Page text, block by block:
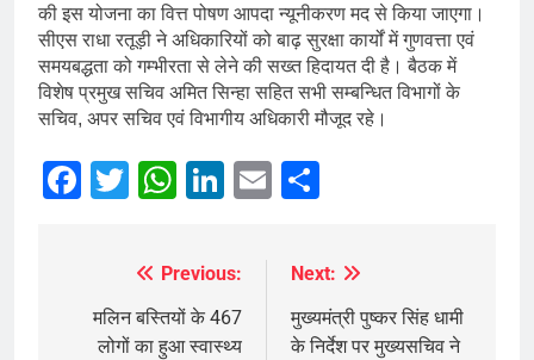
की इस योजना का वित्त पोषण आपदा न्यूनीकरण मद से किया जाएगा।
सीएस राधा रतूड़ी ने अधिकारियों को बाढ़ सुरक्षा कार्यों में गुणवत्ता एवं
समयबद्धता को गम्भीरता से लेने की सख्त हिदायत दी है। बैठक में
विशेष प्रमुख सचिव अमित सिन्हा सहित सभी सम्बन्धित विभागों के
सचिव, अपर सचिव एवं विभागीय अधिकारी मौजूद रहे।
Facebook
TwitterWhatsApp
LinkedIn
Email
navigation
Previous:
मलिन बस्तियों के 467
लोगों का हुआ स्वास्थ्य
Next:
मुख्यमंत्री पुष्कर सिंह धामी
के निर्देश पर मुख्यसचिव ने